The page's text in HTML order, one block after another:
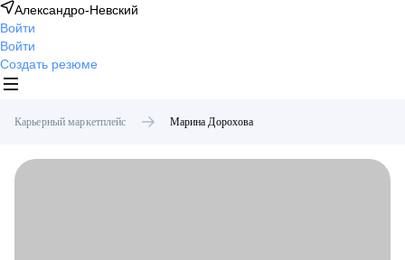
Александро-Невский
Войти
Войти
Создать резюме
Карьерный маркетплейс Марина Дорохова